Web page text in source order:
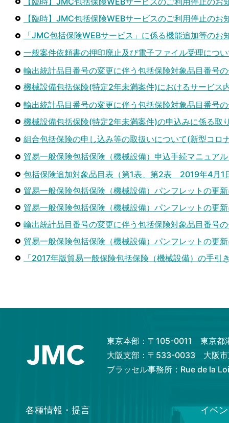
【臨時】JMC包括保険WEBサービスのご利用停止の
「JMC包括保険WEBサービス」に係る機能追加等のお
一般案件依頼書の押印廃止及び電子ファイル受理につ
輸出統計品目番号の変更に伴う包括保険対象品目番号
機械設備包括保険(特定2年未満案件)におけるサービス
輸出統計品目番号の変更に伴う包括保険対象品目番号
機械設備包括保険(特定2年未満案件)の申込みに係る取
組合包括保険の申し込み等の取扱いについて(新型コロ
貿易一般保険包括保険（機械設備）申込手続マニュア
包括保険追加対象品目表（第1表、第2表 2019年4月1
貿易一般保険包括保険（機械設備）パンフレットの更
貿易一般保険包括保険（機械設備）パンフレットの更
輸出統計品目番号の変更に伴う包括保険対象品目番号
貿易一般保険包括保険（機械設備）パンフレットの更
「2017年版貿易一般保険包括保険（機械設備）の手引
東京本部：〒105-0011 東京都
大阪支部：〒533-0033 大阪市
ブラッセル事務所：Rue de la
各種情報・提言 イベ